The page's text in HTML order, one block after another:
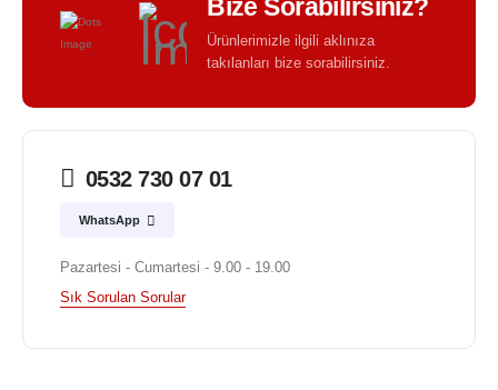
Bize Sorabilirsiniz?
Ürünlerimizle ilgili aklınıza
takılanları bize sorabilirsiniz.
0532 730 07 01
WhatsApp
Pazartesi - Cumartesi - 9.00 - 19.00
Sık Sorulan Sorular